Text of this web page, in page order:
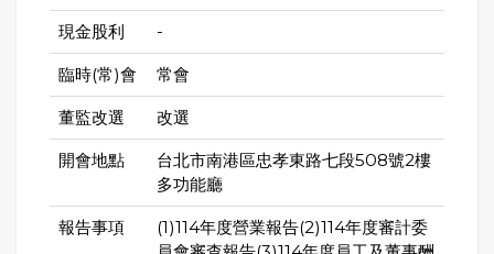
現金股利 -
臨時(常)會 常會
董監改選 改選
開會地點
台北市南港區忠孝東路七段508號2樓
多功能廳
報告事項
(1)114年度營業報告(2)114年度審計委